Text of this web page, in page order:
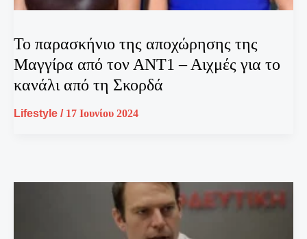
Το παρασκήνιο της αποχώρησης της
Μαγγίρα από τον ΑΝΤ1 – Αιχμές για το
κανάλι από τη Σκορδά
Lifestyle / 17 Ιουνίου 2024